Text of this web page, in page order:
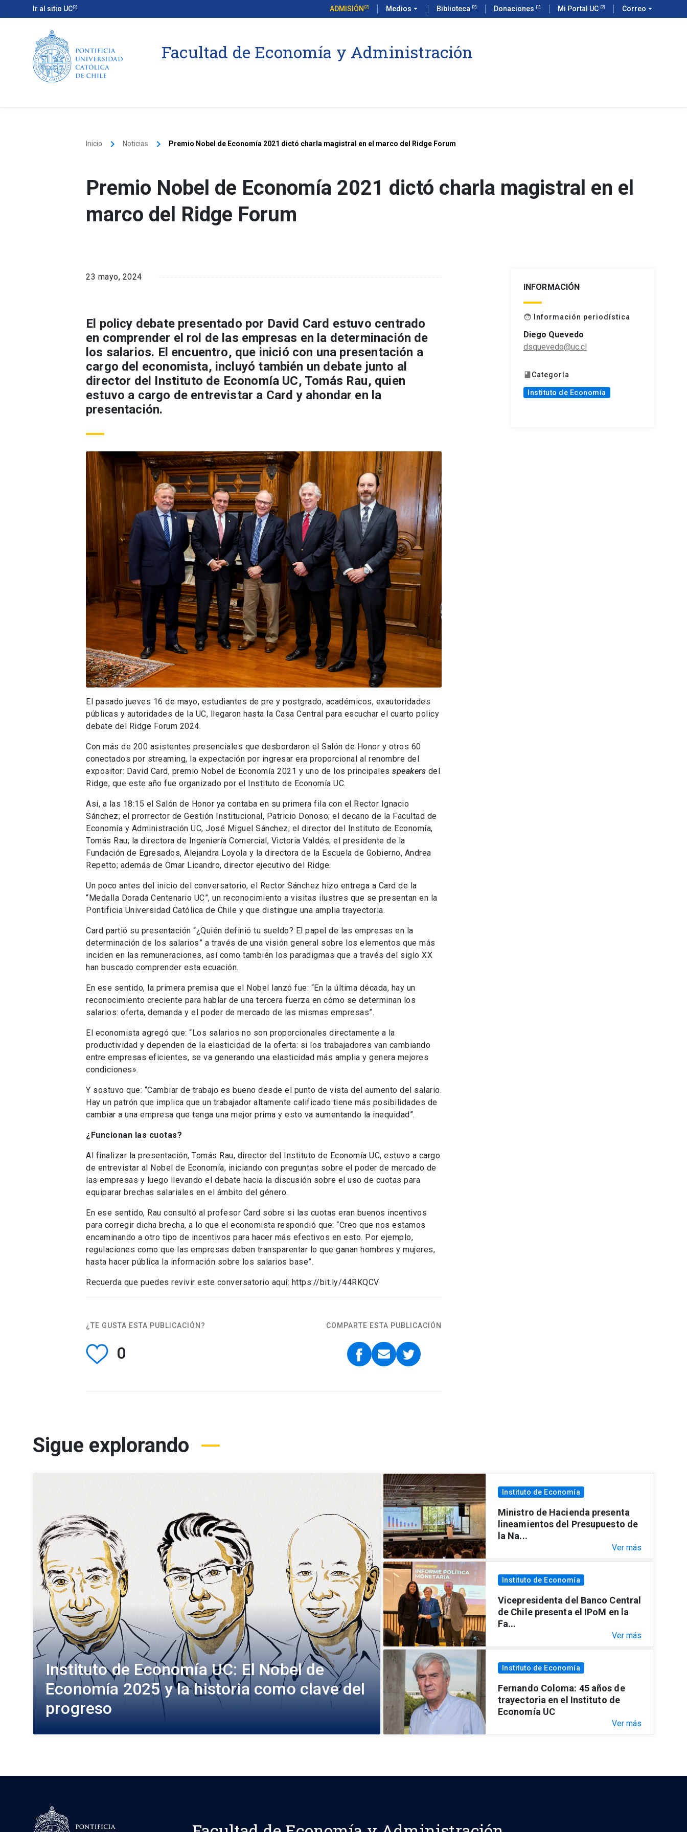
Ir al sitio UC ADMISIÓN Medios arrow_drop_down Biblioteca Donaciones Mi Portal UC Correo arrow_drop_down
Facultad de Economía y Administración
Inicio keyboard_arrow_right Noticias keyboard_arrow_right Premio Nobel de Economía 2021 dictó charla magistral en el marco del Ridge Forum
Premio Nobel de Economía 2021 dictó charla magistral en el
marco del Ridge Forum
23 mayo, 2024
El policy debate presentado por David Card estuvo centrado
en comprender el rol de las empresas en la determinación de
los salarios. El encuentro, que inició con una presentación a
cargo del economista, incluyó también un debate junto al
director del Instituto de Economía UC, Tomás Rau, quien
estuvo a cargo de entrevistar a Card y ahondar en la
presentación.
El pasado jueves 16 de mayo, estudiantes de pre y postgrado, académicos, exautoridades
públicas y autoridades de la UC, llegaron hasta la Casa Central para escuchar el cuarto policy
debate del Ridge Forum 2024.
Con más de 200 asistentes presenciales que desbordaron el Salón de Honor y otros 60
conectados por streaming, la expectación por ingresar era proporcional al renombre del
expositor: David Card, premio Nobel de Economía 2021 y uno de los principales speakers del
Ridge, que este año fue organizado por el Instituto de Economía UC.
Así, a las 18:15 el Salón de Honor ya contaba en su primera fila con el Rector Ignacio
Sánchez; el prorrector de Gestión Institucional, Patricio Donoso; el decano de la Facultad de
Economía y Administración UC, José Miguel Sánchez; el director del Instituto de Economía,
Tomás Rau; la directora de Ingeniería Comercial, Victoria Valdés; el presidente de la
Fundación de Egresados, Alejandra Loyola y la directora de la Escuela de Gobierno, Andrea
Repetto; además de Omar Licandro, director ejecutivo del Ridge.
Un poco antes del inicio del conversatorio, el Rector Sánchez hizo entrega a Card de la
“Medalla Dorada Centenario UC”, un reconocimiento a visitas ilustres que se presentan en la
Pontificia Universidad Católica de Chile y que distingue una amplia trayectoria.
Card partió su presentación “¿Quién definió tu sueldo? El papel de las empresas en la
determinación de los salarios” a través de una visión general sobre los elementos que más
inciden en las remuneraciones, así como también los paradigmas que a través del siglo XX
han buscado comprender esta ecuación.
En ese sentido, la primera premisa que el Nobel lanzó fue: “En la última década, hay un
reconocimiento creciente para hablar de una tercera fuerza en cómo se determinan los
salarios: oferta, demanda y el poder de mercado de las mismas empresas”.
El economista agregó que: “Los salarios no son proporcionales directamente a la
productividad y dependen de la elasticidad de la oferta: si los trabajadores van cambiando
entre empresas eficientes, se va generando una elasticidad más amplia y genera mejores
condiciones».
Y sostuvo que: “Cambiar de trabajo es bueno desde el punto de vista del aumento del salario.
Hay un patrón que implica que un trabajador altamente calificado tiene más posibilidades de
cambiar a una empresa que tenga una mejor prima y esto va aumentando la inequidad”.
¿Funcionan las cuotas?
Al finalizar la presentación, Tomás Rau, director del Instituto de Economía UC, estuvo a cargo
de entrevistar al Nobel de Economía, iniciando con preguntas sobre el poder de mercado de
las empresas y luego llevando el debate hacia la discusión sobre el uso de cuotas para
equiparar brechas salariales en el ámbito del género.
En ese sentido, Rau consultó al profesor Card sobre si las cuotas eran buenos incentivos
para corregir dicha brecha, a lo que el economista respondió que: “Creo que nos estamos
encaminando a otro tipo de incentivos para hacer más efectivos en esto. Por ejemplo,
regulaciones como que las empresas deben transparentar lo que ganan hombres y mujeres,
hasta hacer pública la información sobre los salarios base”.
Recuerda que puedes revivir este conversatorio aquí: https://bit.ly/44RKQCV
¿TE GUSTA ESTA PUBLICACIÓN?
0
COMPARTE ESTA PUBLICACIÓN
INFORMACIÓN
face Información periodística
Diego Quevedo
dsquevedo@uc.cl
book Categoría
Instituto de Economía
Sigue explorando
Instituto de Economía UC: El Nobel de
Economía 2025 y la historia como clave del
progreso
Instituto de Economía
Ministro de Hacienda presenta
lineamientos del Presupuesto de
la Na...
Ver más
Instituto de Economía
Vicepresidenta del Banco Central
de Chile presenta el IPoM en la
Fa...
Ver más
Instituto de Economía
Fernando Coloma: 45 años de
trayectoria en el Instituto de
Economía UC
Ver más